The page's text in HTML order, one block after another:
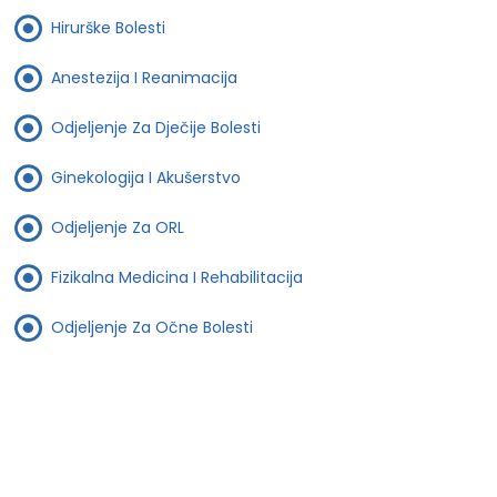
Hirurške Bolesti
Anestezija I Reanimacija
Odjeljenje Za Dječije Bolesti
Ginekologija I Akušerstvo
Odjeljenje Za ORL
Fizikalna Medicina I Rehabilitacija
Odjeljenje Za Očne Bolesti